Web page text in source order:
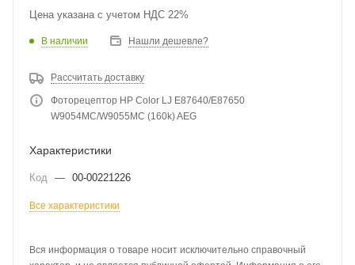
Цена указана с учетом НДС 22%
В наличии Нашли дешевле?
Рассчитать доставку
Фоторецептор HP Color LJ E87640/E87650
W9054MC/W9055MC (160k) AEG
Характеристики
Код — 00-00221226
Все характеристики
Вся информация о товаре носит исключительно справочный